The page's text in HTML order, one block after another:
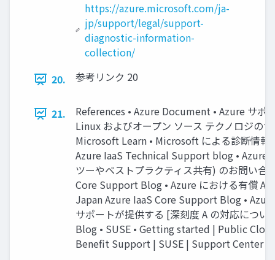
https://azure.microsoft.com/ja-
jp/support/legal/support-
diagnostic-information-
collection/
20.
参考リンク 20
21.
References • Azure Document • Azure サ
Linux およびオープン ソース テクノロジの
Microsoft Learn • Microsoft による診断情
Azure IaaS Technical Support blog • Azure
ツーやベストプラクティス共有) のお問い合
Core Support Blog • Azure における有償
Japan Azure IaaS Core Support Blog •
サポートが提供する [深刻度 A の対応につ
Blog • SUSE • Getting started | Public
Benefit Support | SUSE | Support Center